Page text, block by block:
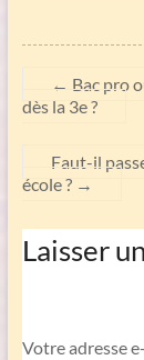
←Bac pro
dès la 3e ?
Faut-il
école ?→
Laisser
Votre adresse